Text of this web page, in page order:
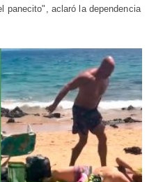
panecito", aclaró la dependencia